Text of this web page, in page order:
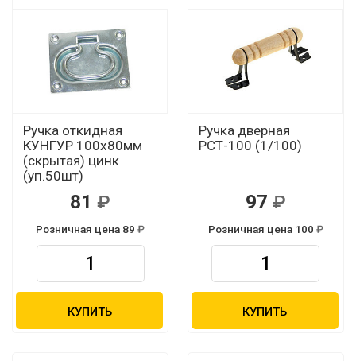
Ручка откидная
КУНГУР 100х80мм
(скрытая) цинк
(уп.50шт)
81
Розничная цена 89
КУПИТЬ
Ручка дверная
РСТ-100 (1/100)
97
Розничная цена 100
КУПИТЬ